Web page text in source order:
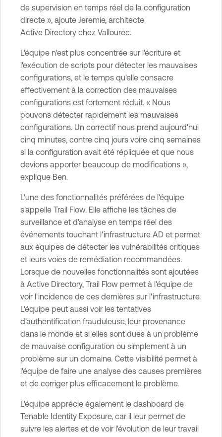
de supervision en temps réel de la configuration
directe », ajoute Jeremie, architecte
Active Directory chez Vallourec.
L'équipe n'est plus concentrée sur l'écriture et
l'exécution de scripts pour détecter les mauvaises
configurations, et le temps qu'elle consacre
effectivement à la correction des mauvaises
configurations est fortement réduit. « Nous
pouvons détecter rapidement les mauvaises
configurations. Un correctif nous prend aujourd'hui
cinq minutes, contre cinq jours voire cinq semaines
si la configuration avait été répliquée et que nous
devions apporter beaucoup de modifications »,
explique Ben.
L'une des fonctionnalités préférées de l'équipe
s'appelle Trail Flow. Elle affiche les tâches de
surveillance et d'analyse en temps réel des
événements touchant l'infrastructure AD et permet
aux équipes de détecter les vulnérabilités critiques
et leurs voies de remédiation recommandées.
Lorsque de nouvelles fonctionnalités sont ajoutées
à Active Directory, Trail Flow permet à l'équipe de
voir l'incidence de ces dernières sur l'infrastructure.
L'équipe peut aussi voir les tentatives
d'authentification frauduleuse, leur provenance
dans le monde et si elles sont dues à un problème
de mauvaise configuration ou simplement à un
problème sur un domaine. Cette visibilité permet à
l'équipe de faire une analyse des causes premières
et de corriger plus efficacement le problème.
L'équipe apprécie également le dashboard de
Tenable Identity Exposure, car il leur permet de
suivre les alertes et de voir l'évolution de leur travail